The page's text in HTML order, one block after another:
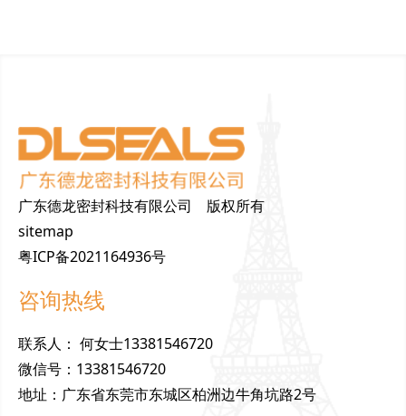
广东德龙密封科技有限公司 版权所有
sitemap
粤ICP备2021164936号
咨询热线
联系人 ： 何女士13381546720
微信号 ： 13381546720
地址 ： 广东省东莞市东城区柏洲边牛角坑路2号